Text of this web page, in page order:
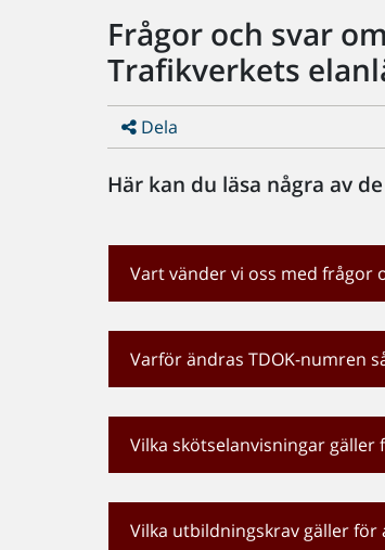
Frågor och svar
Trafikverkets
Dela
Här kan du läsa några av
Vart vänder vi oss med frågor
Varför ändras TDOK-numren
Vilka skötselanvisningar gäller
Vilka utbildningskrav gäller för